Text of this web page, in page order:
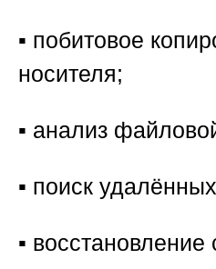
▪️ побитовое
носителя;
▪️ анализ
▪️ поиск
▪️ восстановление